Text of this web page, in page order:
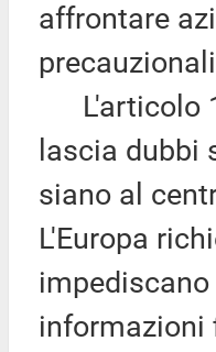
affrontare
L'articolo
lascia dubbi
siano al
L'Europa
informazioni